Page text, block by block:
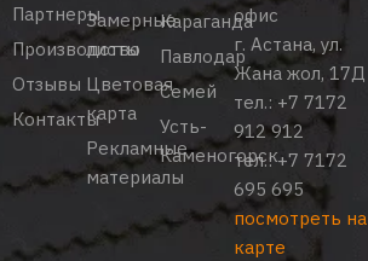
Партнеры
Производство
Отзывы
Контакты
Замерные
листы
Цветовая
карта
Рекламные
материалы
Караганда
Павлодар
Семей
Усть-
Каменогорск
офис
г. Астана, ул.
Жана жол, 17Д
тел.: +7 7172
912 912
тел.:+7 7172
695 695
посмотреть на
карте